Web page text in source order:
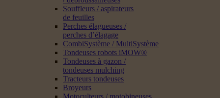
Souffleurs / aspirateurs
de feuilles
Perches élagueuses /
perches d’élagage
CombiSystème / MultiSystème
Tondeuses robots iMOW®
Tondeuses à gazon /
tondeuses mulching
Tracteurs tondeuses
Broyeurs
Motoculteurs / motobineuses